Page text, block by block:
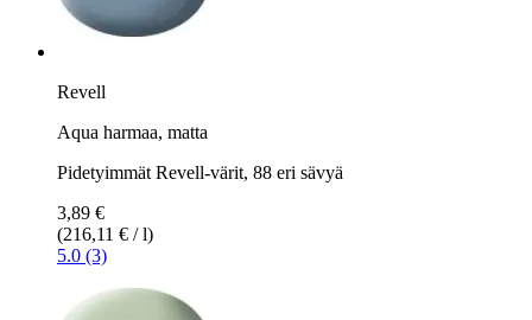
Revell
Aqua harmaa, matta
Pidetyimmät Revell-värit, 88 eri sävyä
3,89 €
(216,11 € / l)
5.0 (3)